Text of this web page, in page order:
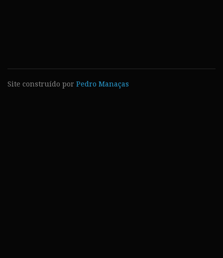
Site construído por Pedro Manaças